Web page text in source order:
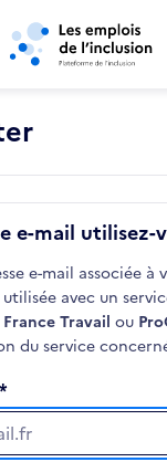
Aller au contenu
e-mail utilisez-
e-mail associée
avec un
France Travail ou
du service
pagecookies